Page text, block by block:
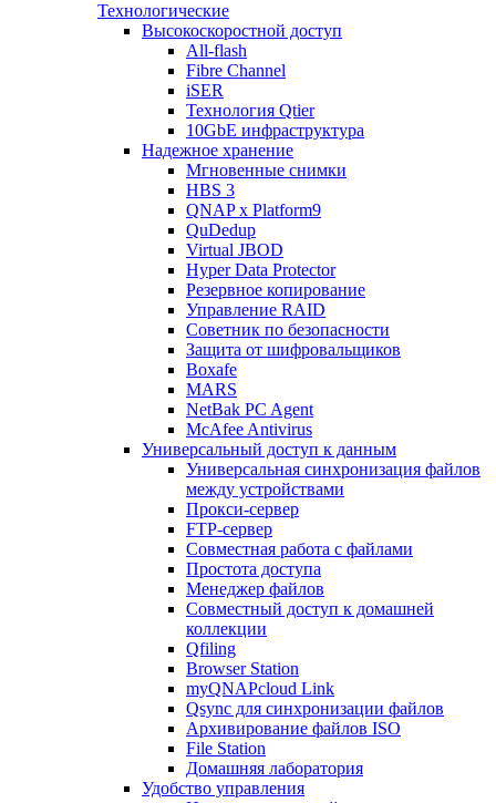
Технологические
Высокоскоростной доступ
All-flash
Fibre Channel
iSER
Технология Qtier
10GbE инфраструктура
Надежное хранение
Мгновенные снимки
HBS 3
QNAP x Platform9
QuDedup
Virtual JBOD
Hyper Data Protector
Резервное копирование
Управление RAID
Советник по безопасности
Защита от шифровальщиков
Boxafe
MARS
NetBak PC Agent
McAfee Antivirus
Универсальный доступ к данным
Универсальная синхронизация файлов
между устройствами
Прокси-сервер
FTP-сервер
Совместная работа с файлами
Простота доступа
Менеджер файлов
Совместный доступ к домашней
коллекции
Qfiling
Browser Station
myQNAPcloud Link
Qsync для синхронизации файлов
Архивирование файлов ISO
File Station
Домашняя лаборатория
Удобство управления